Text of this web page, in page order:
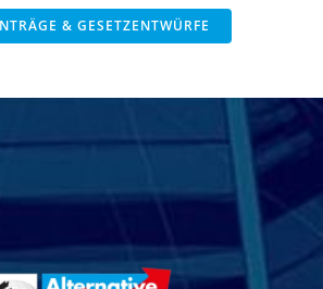
& GESETZENTWÜRFE